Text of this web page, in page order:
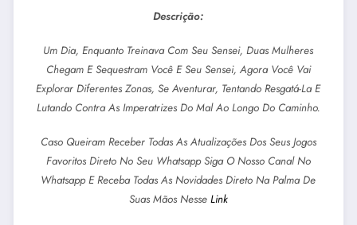
Descrição:
Um Dia, Enquanto Treinava Com Seu Sensei, Duas Mulheres
Chegam E Sequestram Você E Seu Sensei, Agora Você Vai
Explorar Diferentes Zonas, Se Aventurar, Tentando Resgatá-La E
Lutando Contra As Imperatrizes Do Mal Ao Longo Do Caminho.
Caso Queiram Receber Todas As Atualizações Dos Seus Jogos
Favoritos Direto No Seu Whatsapp Siga O Nosso Canal No
Whatsapp E Receba Todas As Novidades Direto Na Palma De
Suas Mãos Nesse Link